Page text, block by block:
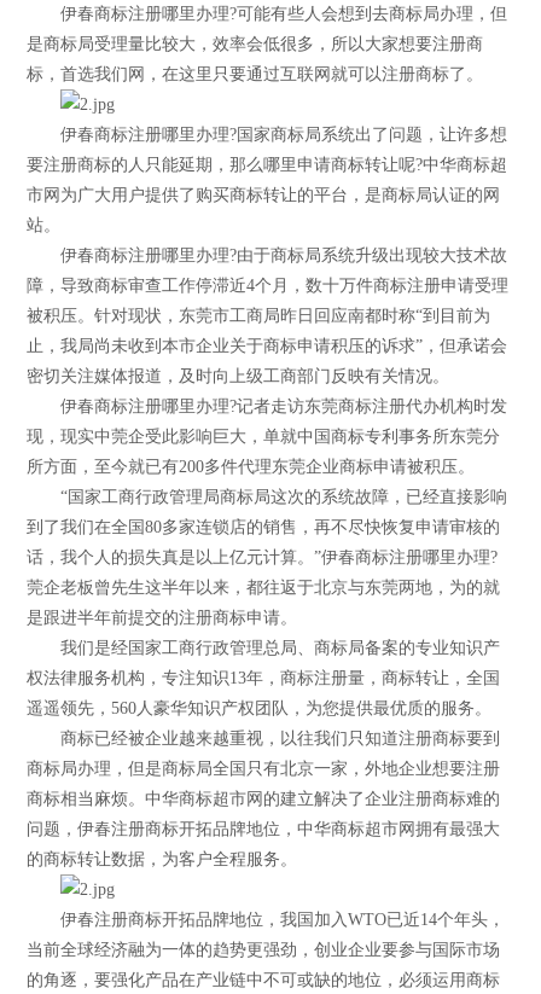
伊春商标注册哪里办理?可能有些人会想到去商标局办理，但
是商标局受理量比较大，效率会低很多，所以大家想要注册商
标，首选我们网，在这里只要通过互联网就可以注册商标了。
伊春商标注册哪里办理?国家商标局系统出了问题，让许多想
要注册商标的人只能延期，那么哪里申请商标转让呢?中华商标超
市网为广大用户提供了购买商标转让的平台，是商标局认证的网
站。
伊春商标注册哪里办理?由于商标局系统升级出现较大技术故
障，导致商标审查工作停滞近4个月，数十万件商标注册申请受理
被积压。针对现状，东莞市工商局昨日回应南都时称“到目前为
止，我局尚未收到本市企业关于商标申请积压的诉求”，但承诺会
密切关注媒体报道，及时向上级工商部门反映有关情况。
伊春商标注册哪里办理?记者走访东莞商标注册代办机构时发
现，现实中莞企受此影响巨大，单就中国商标专利事务所东莞分
所方面，至今就已有200多件代理东莞企业商标申请被积压。
“国家工商行政管理局商标局这次的系统故障，已经直接影响
到了我们在全国80多家连锁店的销售，再不尽快恢复申请审核的
话，我个人的损失真是以上亿元计算。”伊春商标注册哪里办理?
莞企老板曾先生这半年以来，都往返于北京与东莞两地，为的就
是跟进半年前提交的注册商标申请。
我们是经国家工商行政管理总局、商标局备案的专业知识产
权法律服务机构，专注知识13年，商标注册量，商标转让，全国
遥遥领先，560人豪华知识产权团队，为您提供最优质的服务。
商标已经被企业越来越重视，以往我们只知道注册商标要到
商标局办理，但是商标局全国只有北京一家，外地企业想要注册
商标相当麻烦。中华商标超市网的建立解决了企业注册商标难的
问题，伊春注册商标开拓品牌地位，中华商标超市网拥有最强大
的商标转让数据，为客户全程服务。
伊春注册商标开拓品牌地位，我国加入WTO已近14个年头，
当前全球经济融为一体的趋势更强劲，创业企业要参与国际市场
的角逐，要强化产品在产业链中不可或缺的地位，必须运用商标